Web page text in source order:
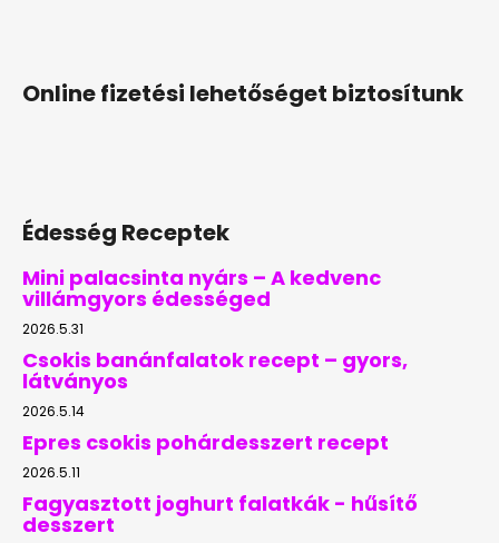
Online fizetési lehetőséget biztosítunk
Édesség Receptek
Mini palacsinta nyárs – A kedvenc
villámgyors édességed
2026.5.31
Csokis banánfalatok recept – gyors,
látványos
2026.5.14
Epres csokis pohárdesszert recept
2026.5.11
Fagyasztott joghurt falatkák - hűsítő
desszert